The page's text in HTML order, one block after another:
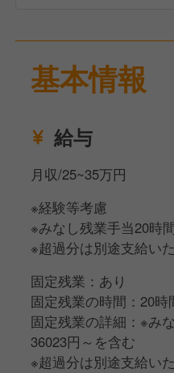
基本情報
給与
月収/25~35万円
※経験等考慮
※みなし残業手当20時
※超過分は別途支給い
固定残業：あり
固定残業の時間：20時
固定残業の詳細：※み
36023円～を含む
※超過分は別途支給い